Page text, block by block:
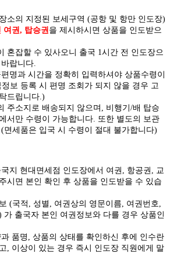
소의 지정된 보세구역 (공항 및 항만 인도장)
여권, 탑승권 을 제시하시면 상품을 인도 받으
혼잡할 수 있사오니 출국 1시간 전 인도장으
랍니다.
명과 시간을 정확히 입력하셔야 상품수령이
보 등록 시 편명 조회가 되지 않을 경우 고
드립니다.)
주소지로 배송되지 않으며, 비행기/배 탑승
서만 수령이 가능합니다. 또한 별도의 보관
면세품은 입국 시 수령이 절대 불가합니다)
지 현대면세점 인도장에서 여권, 항공권, 교
시면 본인 확인 후 상품을 인도받을 수 있습
(국적, 성별, 여권상의 영문이름, 여권번호,
가 출국자 본인 여권정보와 다를 경우 상품인
품명, 상품의 상태를 확인하신 후에 인수란
, 이상이 있는 경우 즉시 인도장 직원에게 말